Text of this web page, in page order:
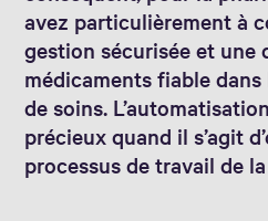
avez particulièrement à
gestion sécurisée et une
médicaments fiable
de soins.
précieux quand il s’agit
processus de travail de